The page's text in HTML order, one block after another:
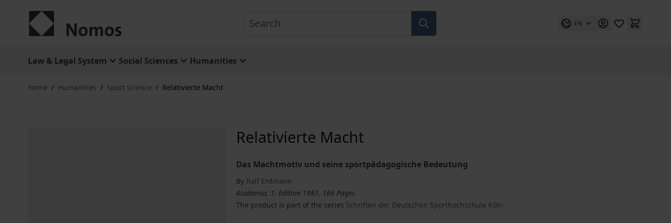
EN
Law & Legal System Social Sciences Humanities
Home / Humanities / Sport science / Relativierte Macht
Relativierte Macht
Das Machtmotiv und seine sportpädagogische Bedeutung
By Ralf Erdmann
Academia, 1. Edition 1987, 166 Pages
The product is part of the series Schriften der Deutschen Sporthochschule Köln